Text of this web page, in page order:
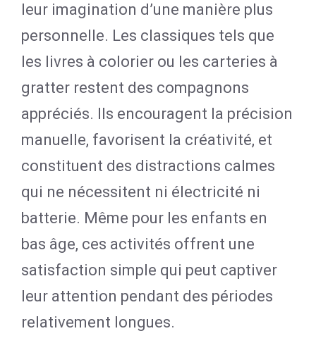
leur imagination d’une manière plus
personnelle. Les classiques tels que
les livres à colorier ou les carteries à
gratter restent des compagnons
appréciés. Ils encouragent la précision
manuelle, favorisent la créativité, et
constituent des distractions calmes
qui ne nécessitent ni électricité ni
batterie. Même pour les enfants en
bas âge, ces activités offrent une
satisfaction simple qui peut captiver
leur attention pendant des périodes
relativement longues.